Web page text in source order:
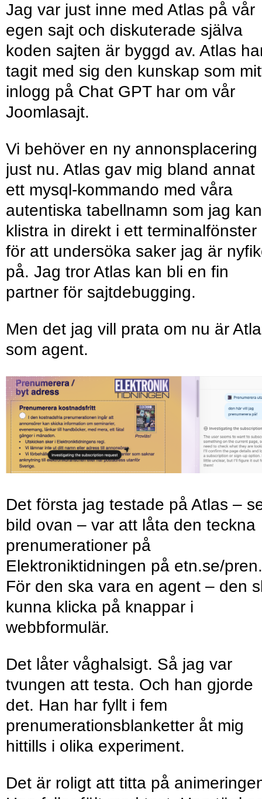
Jag var just inne med Atlas på vår
egen sajt och diskuterade själva
koden sajten är byggd av. Atlas
tagit med sig den kunskap som
inlogg på Chat GPT har om vår
Joomlasajt.
Vi behöver en ny annonsplacering
just nu. Atlas gav mig bland annat
ett mysql-kommando med våra
autentiska tabellnamn som jag kan
klistra in direkt i ett terminalfönster
för att undersöka saker jag är
på. Jag tror Atlas kan bli en fin
partner för sajtdebugging.
Men det jag vill prata om nu är
som agent.
Det första jag testade på Atlas –
bild ovan – var att låta den teckna
prenumerationer på
Elektroniktidningen på etn.se/pren.
För den ska vara en agent – den
kunna klicka på knappar i
webbformulär.
Det låter våghalsigt. Så jag var
tvungen att testa. Och han gjorde
det. Han har fyllt i fem
prenumerationsblanketter åt mig
hittills i olika experiment.
Det är roligt att titta på